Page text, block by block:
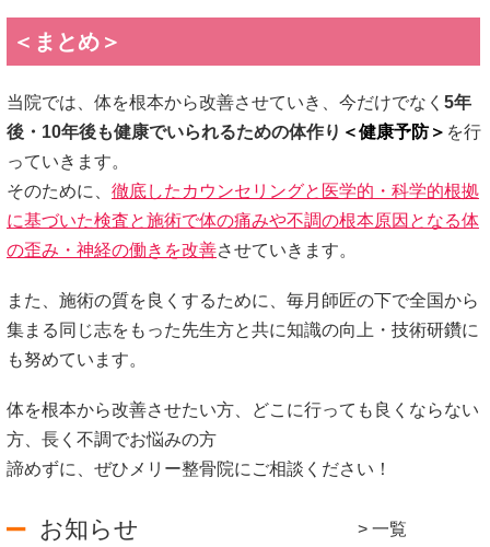
＜まとめ＞
当院では、体を根本から改善させていき、今だけでなく 5年
後・10年後も健康でいられるための体作り ＜健康予防＞ を行
っていきます。
そのために、 徹底したカウンセリングと医学的・科学的根拠
に基づいた検査と施術で体の痛みや不調の根本原因となる体
の歪み・神経の働きを改善させていきます。
また、施術の質を良くするために、毎月師匠の下で全国から
集まる同じ志をもった先生方と共に知識の向上・技術研鑽に
も努めています。
体を根本から改善させたい方、どこに行っても良くならない
方、長く不調でお悩みの方
諦めずに、ぜひメリー整骨院にご相談ください！
お知らせ 一覧